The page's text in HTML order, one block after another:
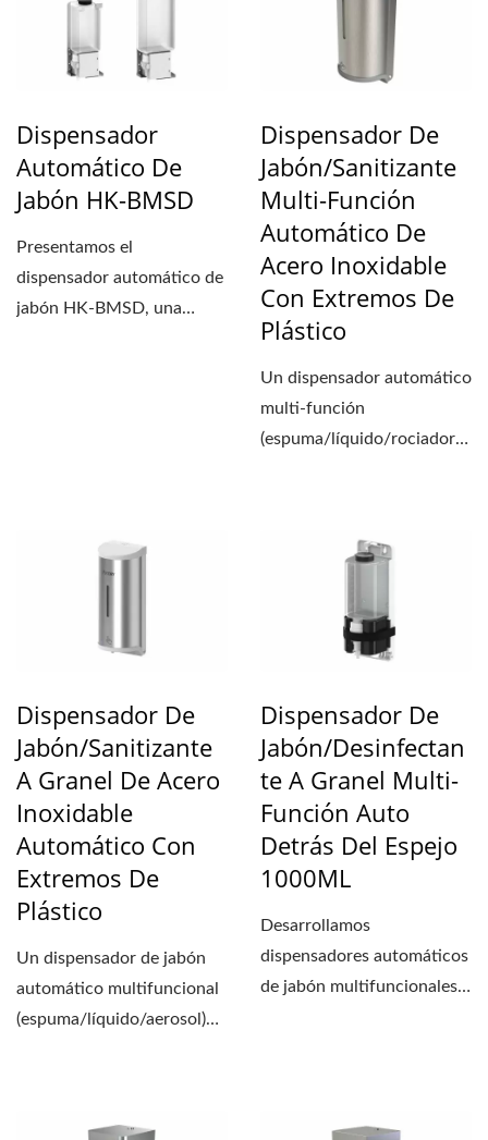
Dispensador
Automático De
Jabón HK-BMSD
Presentamos el
dispensador automático de
jabón HK-BMSD, una
Dispensador De
Jabón/Sanitizante
Multi-Función
Automático De
Acero Inoxidable
Con Extremos De
Plástico
Un dispensador automático
multi-función
(espuma/líquido/rociador)
Dispensador De
Jabón/Sanitizante
A Granel De Acero
Inoxidable
Automático Con
Extremos De
Plástico
Un dispensador de jabón
automático multifuncional
(espuma/líquido/aerosol)
Dispensador De
Jabón/desinfectan
Te A Granel Multi-
Función Auto
Detrás Del Espejo
1000ML
Desarrollamos
dispensadores automáticos
de jabón multifuncionales